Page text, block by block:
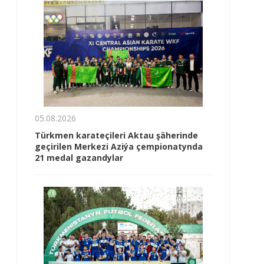
05.08.2026
Türkmen karateçileri Aktau şäherinde
geçirilen Merkezi Aziýa çempionatynda
21 medal gazandylar